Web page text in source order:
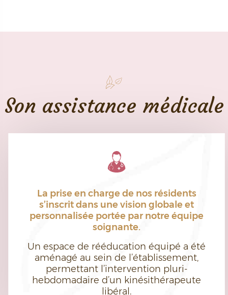
Son assistance médicale
La prise en charge de nos résidents
s’inscrit dans une vision globale et
personnalisée portée par notre équipe
soignante.
Un espace de rééducation équipé a été
aménagé au sein de l’établissement,
permettant l’intervention pluri-
hebdomadaire d’un kinésithérapeute
libéral.